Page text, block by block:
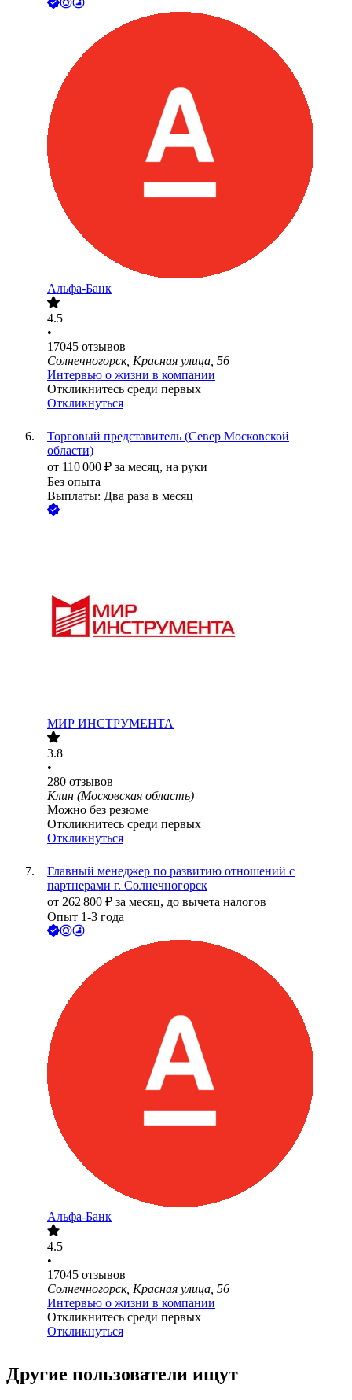
Альфа-Банк
4.5
•
17045 отзывов
Солнечногорск, Красная улица, 56
Интервью о жизни в компании
Откликнитесь среди первых
Откликнуться
Торговый представитель (Север Московской
области)
от 110 000 ₽ за месяц, на руки
Без опыта
Выплаты: Два раза в месяц
МИР ИНСТРУМЕНТА
3.8
•
280 отзывов
Клин (Московская область)
Можно без резюме
Откликнитесь среди первых
Откликнуться
Главный менеджер по развитию отношений с
партнерами г. Солнечногорск
от 262 800 ₽ за месяц, до вычета налогов
Опыт 1-3 года
Альфа-Банк
4.5
•
17045 отзывов
Солнечногорск, Красная улица, 56
Интервью о жизни в компании
Откликнитесь среди первых
Откликнуться
Другие пользователи ищут